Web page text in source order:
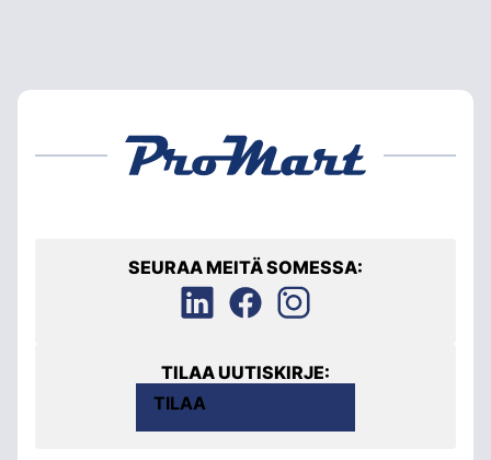
SEURAA MEITÄ SOMESSA:
TILAA UUTISKIRJE:
TILAA